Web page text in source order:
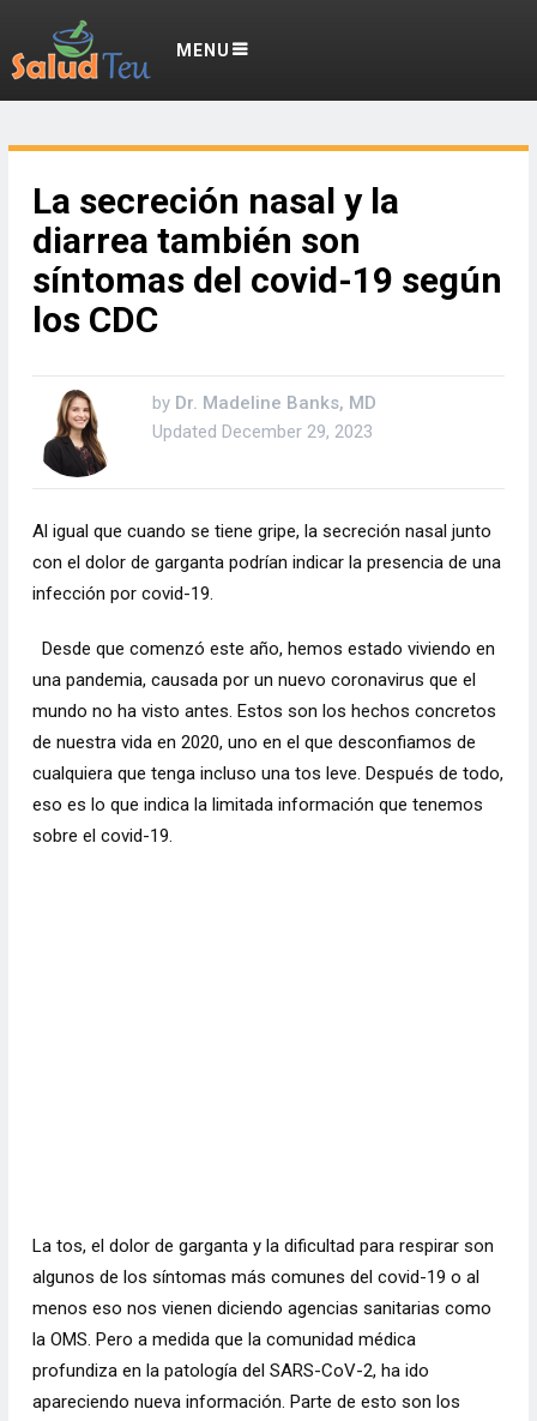
MENU
La secreción nasal y la
diarrea también son
síntomas del covid-19 según
los CDC
by Dr. Madeline Banks, MD
Updated December 29, 2023
Al igual que cuando se tiene gripe, la secreción nasal junto
con el dolor de garganta podrían indicar la presencia de una
infección por covid-19.
Desde que comenzó este año, hemos estado viviendo en
una pandemia, causada por un nuevo coronavirus que el
mundo no ha visto antes. Estos son los hechos concretos
de nuestra vida en 2020, uno en el que desconfiamos de
cualquiera que tenga incluso una tos leve. Después de todo,
eso es lo que indica la limitada información que tenemos
sobre el covid-19.
La tos, el dolor de garganta y la dificultad para respirar son
algunos de los síntomas más comunes del covid-19 o al
menos eso nos vienen diciendo agencias sanitarias como
la OMS. Pero a medida que la comunidad médica
profundiza en la patología del SARS-CoV-2, ha ido
apareciendo nueva información. Parte de esto son los